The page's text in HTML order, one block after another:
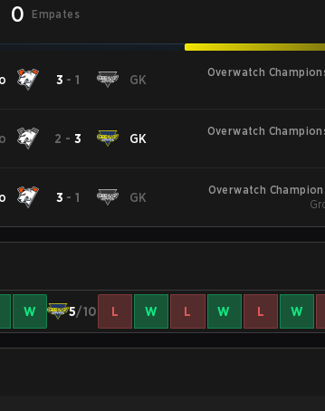
0 Empates
3 -1 GK
Overwatch
2 - 3 GK
Overwatch
3 -1 GK
Overwatch
W 5/10 L W L W L W